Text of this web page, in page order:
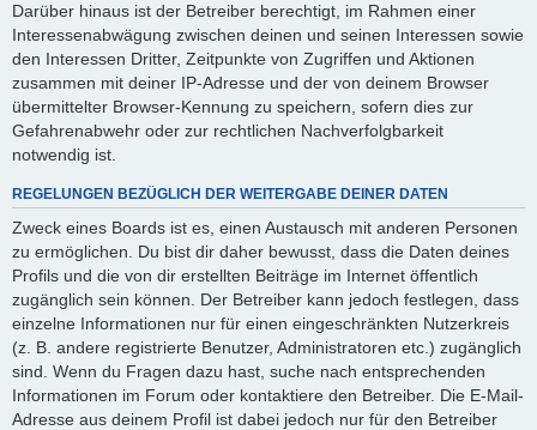
Darüber hinaus ist der Betreiber berechtigt, im Rahmen einer
Interessenabwägung zwischen deinen und seinen Interessen sowie
den Interessen Dritter, Zeitpunkte von Zugriffen und Aktionen
zusammen mit deiner IP-Adresse und der von deinem Browser
übermittelter Browser-Kennung zu speichern, sofern dies zur
Gefahrenabwehr oder zur rechtlichen Nachverfolgbarkeit
notwendig ist.
REGELUNGEN BEZÜGLICH DER WEITERGABE DEINER DATEN
Zweck eines Boards ist es, einen Austausch mit anderen Personen
zu ermöglichen. Du bist dir daher bewusst, dass die Daten deines
Profils und die von dir erstellten Beiträge im Internet öffentlich
zugänglich sein können. Der Betreiber kann jedoch festlegen, dass
einzelne Informationen nur für einen eingeschränkten Nutzerkreis
(z. B. andere registrierte Benutzer, Administratoren etc.) zugänglich
sind. Wenn du Fragen dazu hast, suche nach entsprechenden
Informationen im Forum oder kontaktiere den Betreiber. Die E-Mail-
Adresse aus deinem Profil ist dabei jedoch nur für den Betreiber